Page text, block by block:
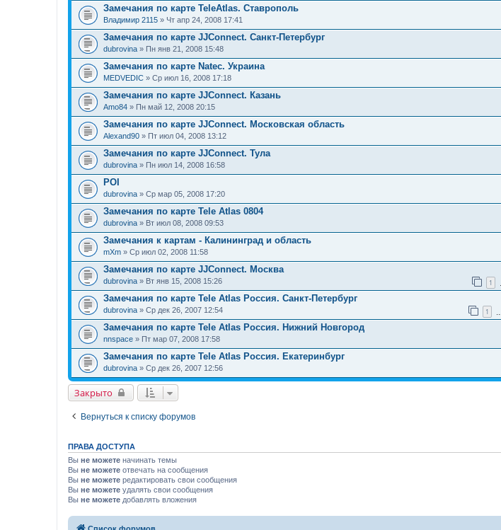
Замечания по карте TeleAtlas. Ставрополь
Владимир 2115 » Чт апр 24, 2008 17:41
Замечания по карте JJConnect. Санкт-Петербург
dubrovina » Пн янв 21, 2008 15:48
Замечания по карте Natec. Украина
MEDVEDIC » Ср июл 16, 2008 17:18
Замечания по карте JJСonnect. Казань
Amo84 » Пн май 12, 2008 20:15
Замечания по карте JJConnect. Московская область
Alexand90 » Пт июл 04, 2008 13:12
Замечания по карте JJСonnect. Тула
dubrovina » Пн июл 14, 2008 16:58
POI
dubrovina » Ср мар 05, 2008 17:20
Замечания по карте Tele Atlas 0804
dubrovina » Вт июл 08, 2008 09:53
Замечания к картам - Калининград и область
mXm » Ср июл 02, 2008 11:58
Замечания по карте JJConnect. Москва
dubrovina » Вт янв 15, 2008 15:26 1
Замечания по карте Tele Atlas Россия. Санкт-Петербург
dubrovina » Ср дек 26, 2007 12:54 1
Замечания по карте Tele Atlas Россия. Нижний Новгород
nnspace » Пт мар 07, 2008 17:58
Замечания по карте Tele Atlas Россия. Екатеринбург
dubrovina » Ср дек 26, 2007 12:56
Закрыто
Вернуться к списку форумов
ПРАВА ДОСТУПА
Вы не можете начинать темы
Вы не можете отвечать на сообщения
Вы не можете редактировать свои сообщения
Вы не можете удалять свои сообщения
Вы не можете добавлять вложения